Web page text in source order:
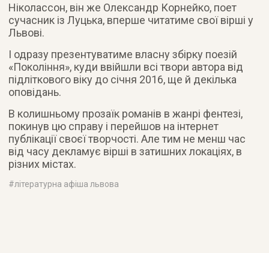
Ніколассон, він же Олександр Корнейко, поет
сучасник із Луцька, вперше читатиме свої вірші у
Львові.
І одразу презентуватиме власну збірку поезій
«Покоління», куди ввійшли всі твори автора від
підліткового віку до січня 2016, ще й декілька
оповідань.
В колишньому прозаїк романів в жанрі фентезі,
покинув цю справу і перейшов на інтернет
публікації своєї творчості. Але тим не менш час
від часу декламує вірші в затишних локаціях, в
різних містах.
#літературна афіша львова